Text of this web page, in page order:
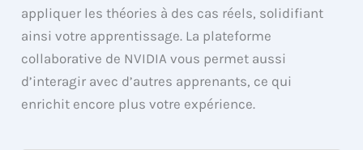
appliquer les théories à des cas réels, solidifiant
ainsi votre apprentissage. La plateforme
collaborative de NVIDIA vous permet aussi
d’interagir avec d’autres apprenants, ce qui
enrichit encore plus votre expérience.